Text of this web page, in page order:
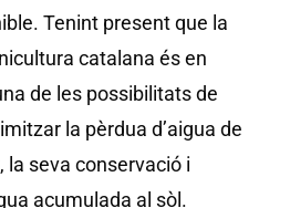
Tenint present que la
catalana és en
de les possibilitats de
la pèrdua d’aigua de
la seva conservació i
acumulada al sòl.